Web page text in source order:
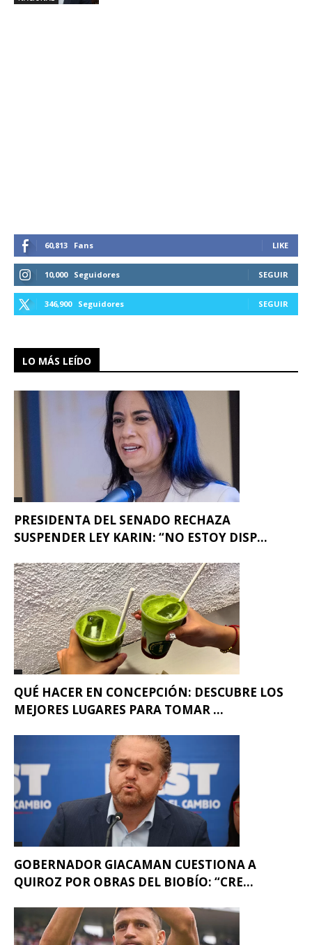
60,813 Fans LIKE
10,000 Seguidores SEGUIR
346,900 Seguidores SEGUIR
LO MÁS LEÍDO
PRESIDENTA DEL SENADO RECHAZA
SUSPENDER LEY KARIN: “NO ESTOY DISP...
QUÉ HACER EN CONCEPCIÓN: DESCUBRE LOS
MEJORES LUGARES PARA TOMAR ...
GOBERNADOR GIACAMAN CUESTIONA A
QUIROZ POR OBRAS DEL BIOBÍO: “CRE...